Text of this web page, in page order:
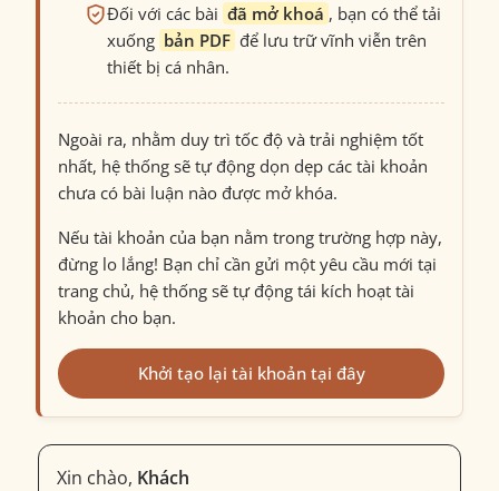
Đối với các bài đã mở khoá , bạn có thể tải
xuống bản PDF để lưu trữ vĩnh viễn trên
thiết bị cá nhân.
Ngoài ra, nhằm duy trì tốc độ và trải nghiệm tốt
nhất, hệ thống sẽ tự động dọn dẹp các tài khoản
chưa có bài luận nào được mở khóa.
Nếu tài khoản của bạn nằm trong trường hợp này,
đừng lo lắng! Bạn chỉ cần gửi một yêu cầu mới tại
trang chủ, hệ thống sẽ tự động tái kích hoạt tài
khoản cho bạn.
Khởi tạo lại tài khoản tại đây
Xin chào, Khách